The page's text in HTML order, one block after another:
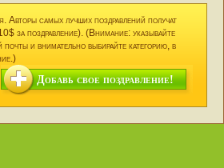
Авторы самых лучших поздравлений получат
за поздравление). (Внимание: указывайте
почты и внимательно выбирайте категорию, в
Добавь свое поздравление!